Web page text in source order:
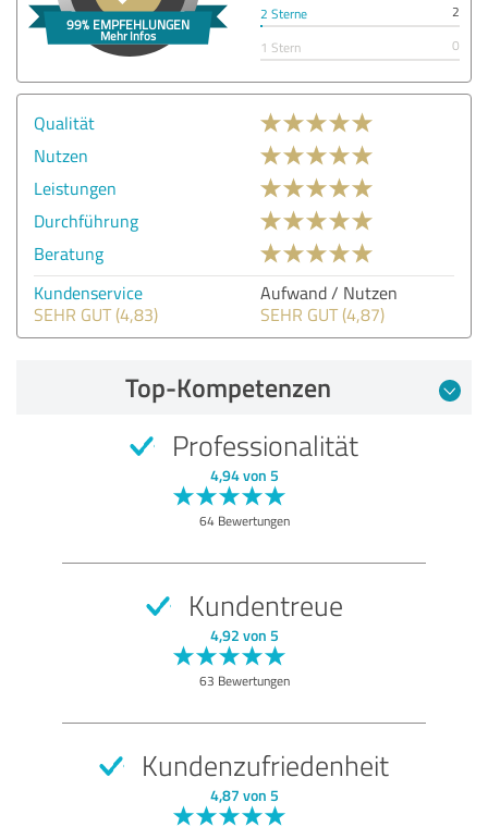
2 Sterne
2
1 Stern
0
Qualität
Nutzen
Leistungen
Durchführung
Beratung
Kundenservice
SEHR GUT (4,83)
Aufwand / Nutzen
SEHR GUT (4,87)
Top-Kompetenzen
Professionalität
4,94 von 5
64 Bewertungen
Kundentreue
4,92 von 5
63 Bewertungen
Kundenzufriedenheit
4,87 von 5